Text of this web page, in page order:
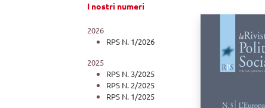
I nostri numeri
2026
RPS N. 1/2026
2025
RPS N. 3/2025
RPS N. 2/2025
RPS N. 1/2025